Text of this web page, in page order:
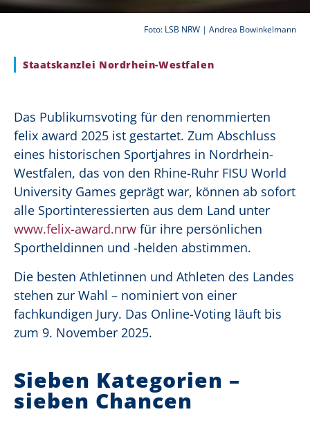
Foto: LSB NRW | Andrea Bowinkelmann
Staatskanzlei Nordrhein-Westfalen
Das Publikumsvoting für den renommierten
felix award 2025 ist gestartet. Zum Abschluss
eines historischen Sportjahres in Nordrhein-
Westfalen, das von den Rhine-Ruhr FISU World
University Games geprägt war, können ab sofort
alle Sportinteressierten aus dem Land unter
www.felix-award.nrw für ihre persönlichen
Sportheldinnen und -helden abstimmen.
Die besten Athletinnen und Athleten des Landes
stehen zur Wahl – nominiert von einer
fachkundigen Jury. Das Online-Voting läuft bis
zum 9. November 2025.
Sieben Kategorien –
sieben Chancen